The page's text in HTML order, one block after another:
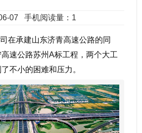
07 手机阅读量：1
在承建山东济青高速公路的同
速公路苏州A标工程，两个大工
不小的困难和压力。